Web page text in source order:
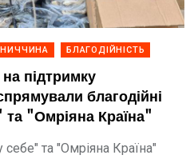
БЛАГОДІЙНІСТЬ
на підтримку
благодійні
"Омріяна Країна"
та "Омріяна Країна"